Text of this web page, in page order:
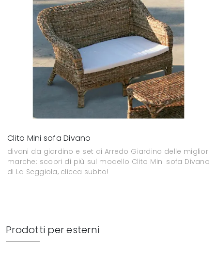
Clito Mini sofa Divano
divani da giardino e set di Arredo Giardino delle migliori
marche: scopri di più sul modello Clito Mini sofa Divano
di La Seggiola, clicca subito!
Prodotti per esterni